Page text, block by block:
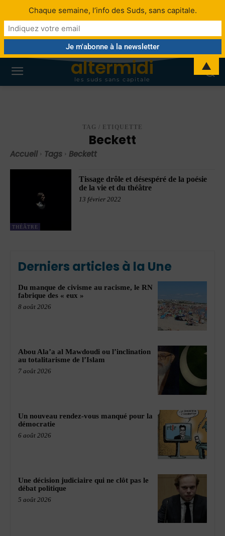
altermidi
les suds sans capitale
TAG / ETIQUETTE
Beckett
Accueil Tags Beckett
THÉÂTRE
Tissage drôle et désespéré de la poésie
de la vie et du théâtre
13 février 2022
Derniers articles à la Une
Du manque de civisme au racisme, le RN
fabrique des « eux »
8 août 2026
Abou Ala’a al Mawdoudi ou l’inclination
au totalitarisme de l’Islam
7 août 2026
Un nouveau rendez-vous manqué pour la
démocratie
6 août 2026
Une décision judiciaire qui ne clôt pas le
débat politique
5 août 2026
Chaque semaine, l’info des Suds, sans capitale.
▲